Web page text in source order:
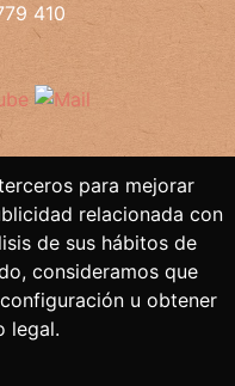
410
para mejorar
relacionada con
de sus hábitos de
consideramos que
u obtener
legal.